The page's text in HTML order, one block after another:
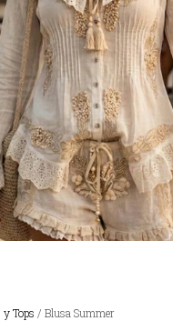
y Tops / Blusa Summer